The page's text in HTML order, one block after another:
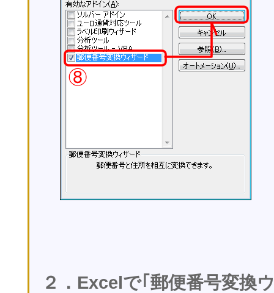
２．Excelで｢郵便番号変換